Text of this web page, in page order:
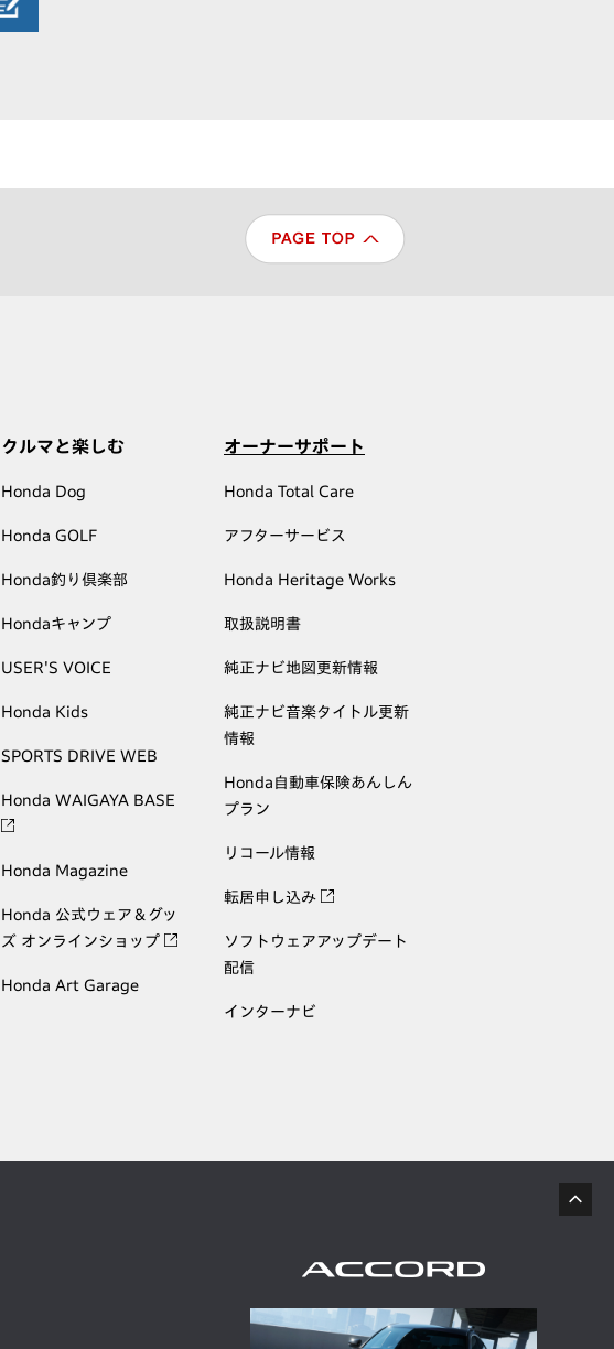
クルマと楽しむ
Honda Dog
Honda GOLF
Honda釣り倶楽部
Hondaキャンプ
USER'S VOICE
Honda Kids
SPORTS DRIVE WEB
Honda WAIGAYA BASE
Honda Magazine
Honda 公式ウェア＆グッ
ズ オンラインショップ
Honda Art Garage
オーナーサポート
Honda Total Care
アフターサービス
Honda Heritage Works
取扱説明書
純正ナビ地図更新情報
純正ナビ音楽タイトル更新
情報
Honda自動車保険あんしん
プラン
リコール情報
転居申し込み
ソフトウェアアップデート
配信
インターナビ